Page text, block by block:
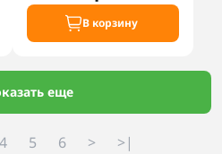
В корзину
еще
4 5 6 > >|